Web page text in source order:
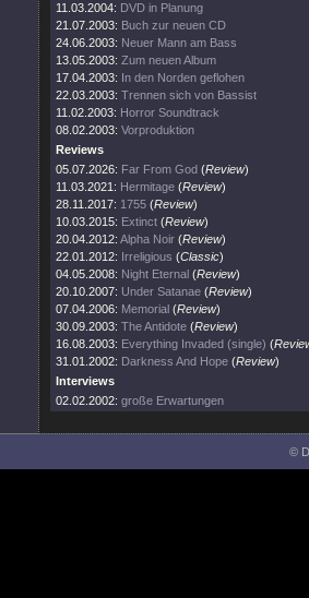
11.03.2004: DVD in Planung
21.07.2003: Buch zur neuen CD
24.06.2003: Neuer Mann am Bass
13.05.2003: Zum neuen Album
17.04.2003: In den Norden geflohen
22.03.2003: Trennen sich von Bassist
11.02.2003: Horror Soundtrack
08.02.2003: Vorproduktion
Reviews
05.07.2026: Far From God (Review)
11.03.2021: Hermitage (Review)
28.11.2017: 1755 (Review)
10.03.2015: Extinct (Review)
20.04.2012: Alpha Noir (Review)
22.01.2012: Irreligious (Classic)
04.05.2008: Night Eternal (Review)
20.10.2007: Under Satanae (Review)
07.04.2006: Memorial (Review)
30.09.2003: The Antidote (Review)
16.08.2003: Everything Invaded (single) (
31.01.2002: Darkness And Hope (Review)
Interviews
02.02.2002: große Erwartungen
©